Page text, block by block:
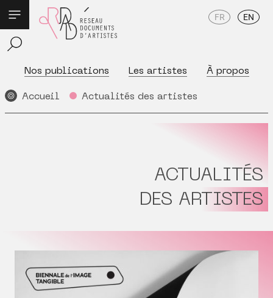
Nos publications Les artistes À propos
FR EN
Accueil Actualités des artistes
ACTUALITÉS
DES ARTISTES